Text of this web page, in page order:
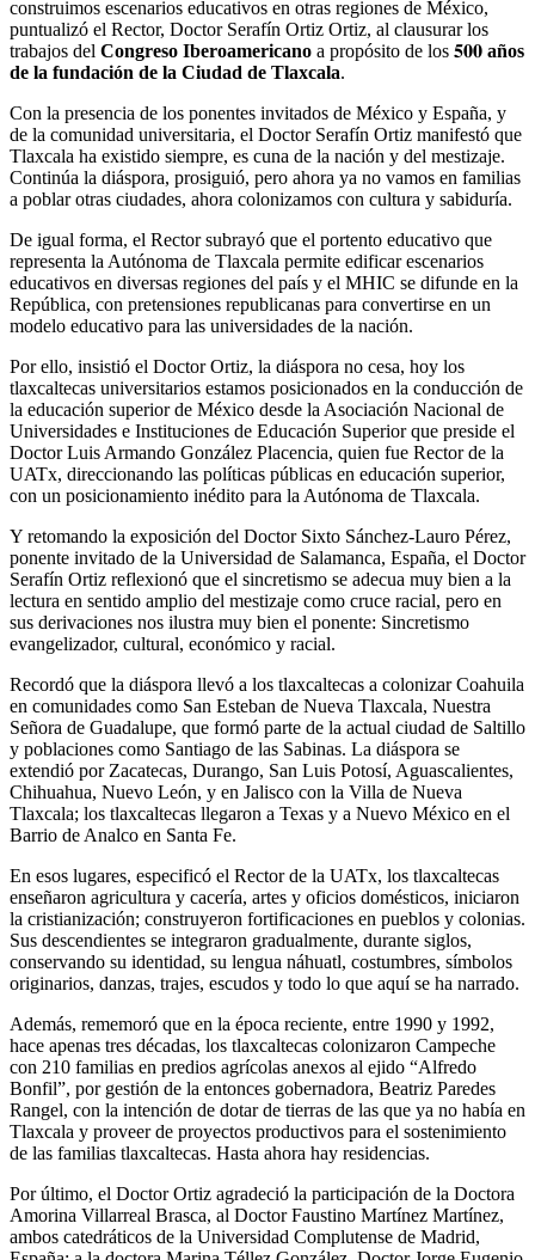
construimos escenarios educativos en otras regiones de México,
puntualizó el Rector, Doctor Serafín Ortiz Ortiz, al clausurar los
trabajos del Congreso Iberoamericano a propósito de los 𝟓𝟎𝟎 años
de la fundación de la Ciudad de Tlaxcala.
Con la presencia de los ponentes invitados de México y España, y
de la comunidad universitaria, el Doctor Serafín Ortiz manifestó que
Tlaxcala ha existido siempre, es cuna de la nación y del mestizaje.
Continúa la diáspora, prosiguió, pero ahora ya no vamos en familias
a poblar otras ciudades, ahora colonizamos con cultura y sabiduría.
De igual forma, el Rector subrayó que el portento educativo que
representa la Autónoma de Tlaxcala permite edificar escenarios
educativos en diversas regiones del país y el MHIC se difunde en la
República, con pretensiones republicanas para convertirse en un
modelo educativo para las universidades de la nación.
Por ello, insistió el Doctor Ortiz, la diáspora no cesa, hoy los
tlaxcaltecas universitarios estamos posicionados en la conducción de
la educación superior de México desde la Asociación Nacional de
Universidades e Instituciones de Educación Superior que preside el
Doctor Luis Armando González Placencia, quien fue Rector de la
UATx, direccionando las políticas públicas en educación superior,
con un posicionamiento inédito para la Autónoma de Tlaxcala.
Y retomando la exposición del Doctor Sixto Sánchez-Lauro Pérez,
ponente invitado de la Universidad de Salamanca, España, el Doctor
Serafín Ortiz reflexionó que el sincretismo se adecua muy bien a la
lectura en sentido amplio del mestizaje como cruce racial, pero en
sus derivaciones nos ilustra muy bien el ponente: Sincretismo
evangelizador, cultural, económico y racial.
Recordó que la diáspora llevó a los tlaxcaltecas a colonizar Coahuila
en comunidades como San Esteban de Nueva Tlaxcala, Nuestra
Señora de Guadalupe, que formó parte de la actual ciudad de Saltillo
y poblaciones como Santiago de las Sabinas. La diáspora se
extendió por Zacatecas, Durango, San Luis Potosí, Aguascalientes,
Chihuahua, Nuevo León, y en Jalisco con la Villa de Nueva
Tlaxcala; los tlaxcaltecas llegaron a Texas y a Nuevo México en el
Barrio de Analco en Santa Fe.
En esos lugares, especificó el Rector de la UATx, los tlaxcaltecas
enseñaron agricultura y cacería, artes y oficios domésticos, iniciaron
la cristianización; construyeron fortificaciones en pueblos y colonias.
Sus descendientes se integraron gradualmente, durante siglos,
conservando su identidad, su lengua náhuatl, costumbres, símbolos
originarios, danzas, trajes, escudos y todo lo que aquí se ha narrado.
Además, rememoró que en la época reciente, entre 1990 y 1992,
hace apenas tres décadas, los tlaxcaltecas colonizaron Campeche
con 210 familias en predios agrícolas anexos al ejido “Alfredo
Bonfil”, por gestión de la entonces gobernadora, Beatriz Paredes
Rangel, con la intención de dotar de tierras de las que ya no había en
Tlaxcala y proveer de proyectos productivos para el sostenimiento
de las familias tlaxcaltecas. Hasta ahora hay residencias.
Por último, el Doctor Ortiz agradeció la participación de la Doctora
Amorina Villarreal Brasca, al Doctor Faustino Martínez Martínez,
ambos catedráticos de la Universidad Complutense de Madrid,